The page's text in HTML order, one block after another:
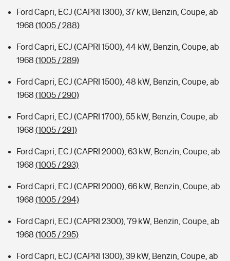
Ford Capri, ECJ (CAPRI 1300), 37 kW, Benzin, Coupe, ab
1968 (1005 / 288)
Ford Capri, ECJ (CAPRI 1500), 44 kW, Benzin, Coupe, ab
1968 (1005 / 289)
Ford Capri, ECJ (CAPRI 1500), 48 kW, Benzin, Coupe, ab
1968 (1005 / 290)
Ford Capri, ECJ (CAPRI 1700), 55 kW, Benzin, Coupe, ab
1968 (1005 / 291)
Ford Capri, ECJ (CAPRI 2000), 63 kW, Benzin, Coupe, ab
1968 (1005 / 293)
Ford Capri, ECJ (CAPRI 2000), 66 kW, Benzin, Coupe, ab
1968 (1005 / 294)
Ford Capri, ECJ (CAPRI 2300), 79 kW, Benzin, Coupe, ab
1968 (1005 / 295)
Ford Capri, ECJ (CAPRI 1300), 39 kW, Benzin, Coupe, ab